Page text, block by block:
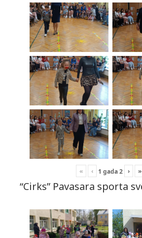
« ‹ 1 gada2 › »
“Cirks” Pavasara sporta